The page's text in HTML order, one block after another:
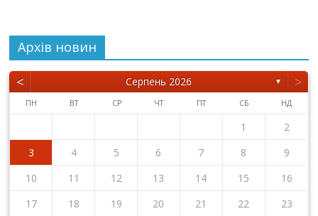
Архiв новин
< Серпень 2026 ▼ >
ПН ВТ СР ЧТ ПТ СБ НД
1
2
3
4 5 6 7 8
9
10
11 12 13 14 15
16
17
18 19 20 21 22
23